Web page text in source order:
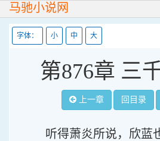
马驰小说网
字体： 小 中 大
第876章 三
上一章 回目录
听得萧炎所说，欣蓝